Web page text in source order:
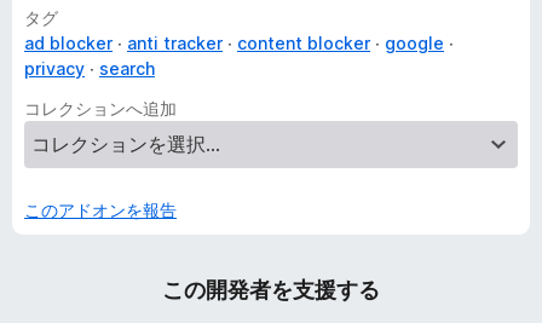
タグ
ad blocker
anti tracker content blocker
google
privacy
search
コレクションへ追加
このアドオンを報告
この開発者を支援する